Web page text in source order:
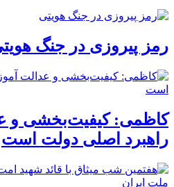
رمز پیروزی در جنگ
کاظمی: کیفیت‌بخشی و
راهبرد اصلی دولت است